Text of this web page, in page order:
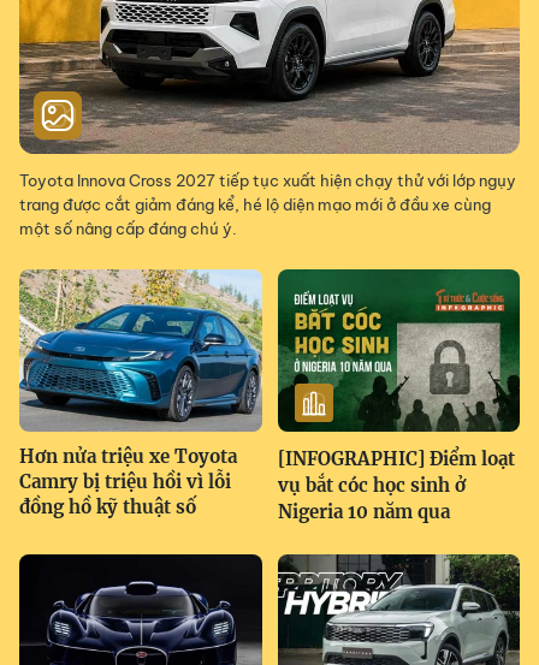
Toyota Innova Cross 2027 tiếp tục xuất hiện chạy thử với lớp ngụy
trang được cắt giảm đáng kể, hé lộ diện mạo mới ở đầu xe cùng
một số nâng cấp đáng chú ý.
Hơn nửa triệu xe Toyota
Camry bị triệu hồi vì lỗi
đồng hồ kỹ thuật số
[INFOGRAPHIC] Điểm loạt
vụ bắt cóc học sinh ở
Nigeria 10 năm qua